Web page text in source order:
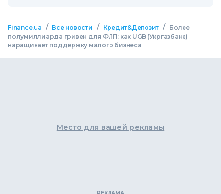
Finance.ua / Все новости / Кредит&Депозит /
Более
полумиллиарда гривен для ФЛП: как UGB (Укргазбанк)
наращивает поддержку малого бизнеса
Место для вашей рекламы